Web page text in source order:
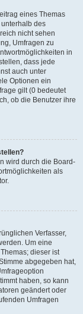
eines Themas
unterhalb des
nicht sehen
Umfragen zu
in
dass jede
auch unter
Optionen ein
gilt (0 bedeutet
ob die Benutzer ihre
wird durch die Board-
als
Verfasser,
Um eine
dieser ist
abgegeben hat,
haben, so kann
geändert oder
Umfragen